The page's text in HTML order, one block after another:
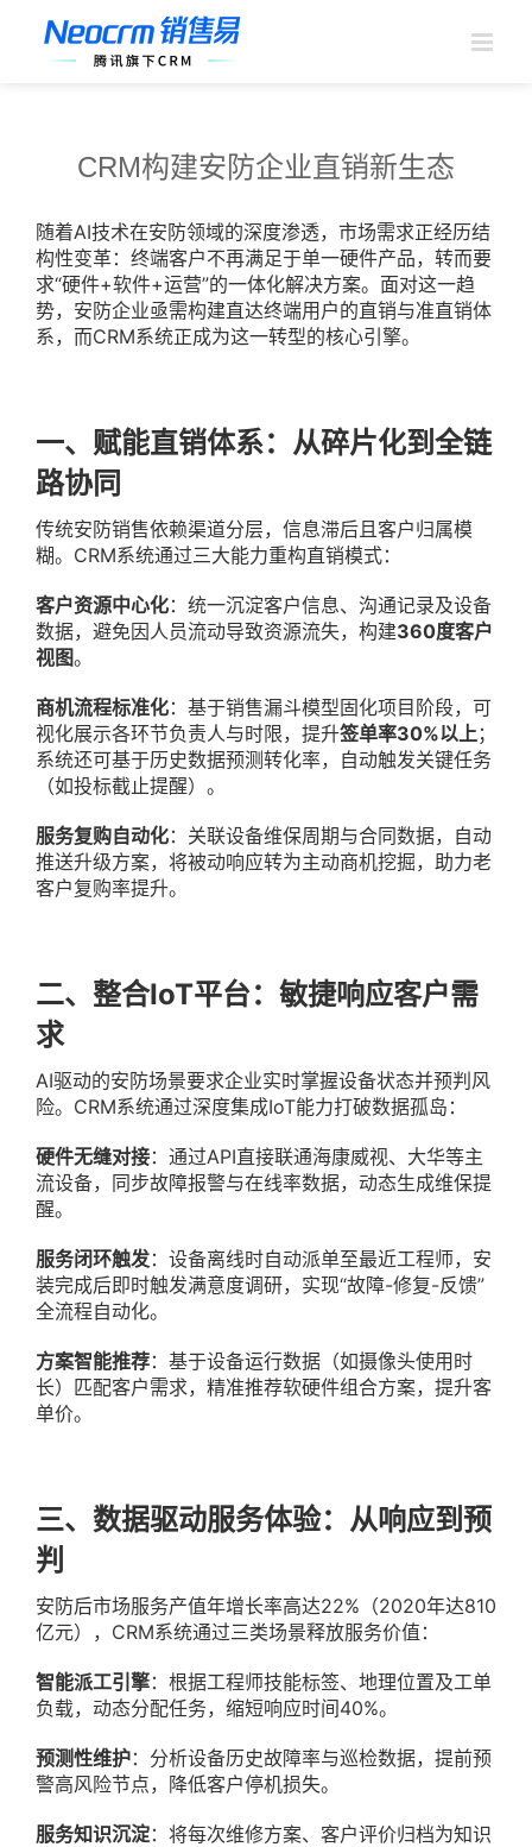
CRM构建安防企业直销新生态
随着AI技术在安防领域的深度渗透，市场需求正经历结
构性变革：终端客户不再满足于单一硬件产品，转而要
求“硬件+软件+运营”的一体化解决方案。面对这一趋
势，安防企业亟需构建直达终端用户的直销与准直销体
系，而CRM系统正成为这一转型的核心引擎。
一、赋能直销体系：从碎片化到全链
路协同
传统安防销售依赖渠道分层，信息滞后且客户归属模
糊。CRM系统通过三大能力重构直销模式：
客户资源中心化：统一沉淀客户信息、沟通记录及设备
数据，避免因人员流动导致资源流失，构建360度客户
视图。
商机流程标准化：基于销售漏斗模型固化项目阶段，可
视化展示各环节负责人与时限，提升签单率30%以上；
系统还可基于历史数据预测转化率，自动触发关键任务
（如投标截止提醒）。
服务复购自动化：关联设备维保周期与合同数据，自动
推送升级方案，将被动响应转为主动商机挖掘，助力老
客户复购率提升。
二、整合IoT平台：敏捷响应客户需
求
AI驱动的安防场景要求企业实时掌握设备状态并预判风
险。CRM系统通过深度集成IoT能力打破数据孤岛：
硬件无缝对接：通过API直接联通海康威视、大华等主
流设备，同步故障报警与在线率数据，动态生成维保提
醒。
服务闭环触发：设备离线时自动派单至最近工程师，安
装完成后即时触发满意度调研，实现“故障-修复-反馈”
全流程自动化。
方案智能推荐：基于设备运行数据（如摄像头使用时
长）匹配客户需求，精准推荐软硬件组合方案，提升客
单价。
三、数据驱动服务体验：从响应到预
判
安防后市场服务产值年增长率高达22%（2020年达810
亿元），CRM系统通过三类场景释放服务价值：
智能派工引擎：根据工程师技能标签、地理位置及工单
负载，动态分配任务，缩短响应时间40%。
预测性维护：分析设备历史故障率与巡检数据，提前预
警高风险节点，降低客户停机损失。
服务知识沉淀：将每次维修方案、客户评价归档为知识